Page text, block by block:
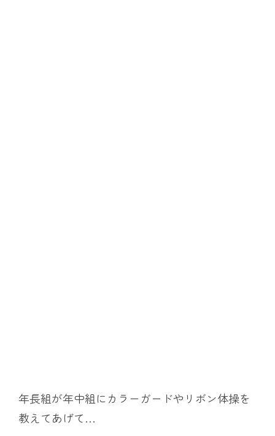
年長組が年中組にカラーガードやリボン体操を
教えてあげて…